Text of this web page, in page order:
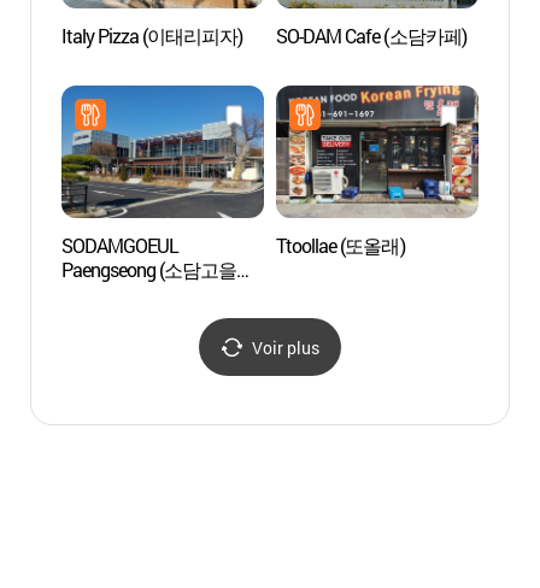
Italy Pizza (이태리피자) SO-DAM Cafe (소담카페)
SODAMGOEUL
Paengseong (소담고을
Ttoollae (또올래)
Voir plus